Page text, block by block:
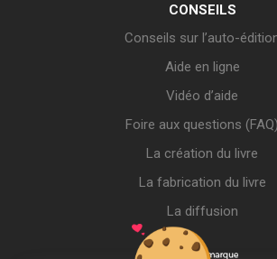
CONSEILS
Conseils sur l’auto-
Aide en ligne
Vidéo d’aide
Foire aux questions (FAQ)
La création du livre
La fabrication du livre
La diffusion